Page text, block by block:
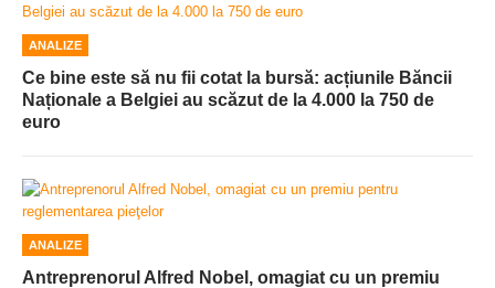
ANALIZE
Ce bine este să nu fii cotat la bursă: acțiunile Băncii
Naționale a Belgiei au scăzut de la 4.000 la 750 de
euro
ANALIZE
Antreprenorul Alfred Nobel, omagiat cu un premiu